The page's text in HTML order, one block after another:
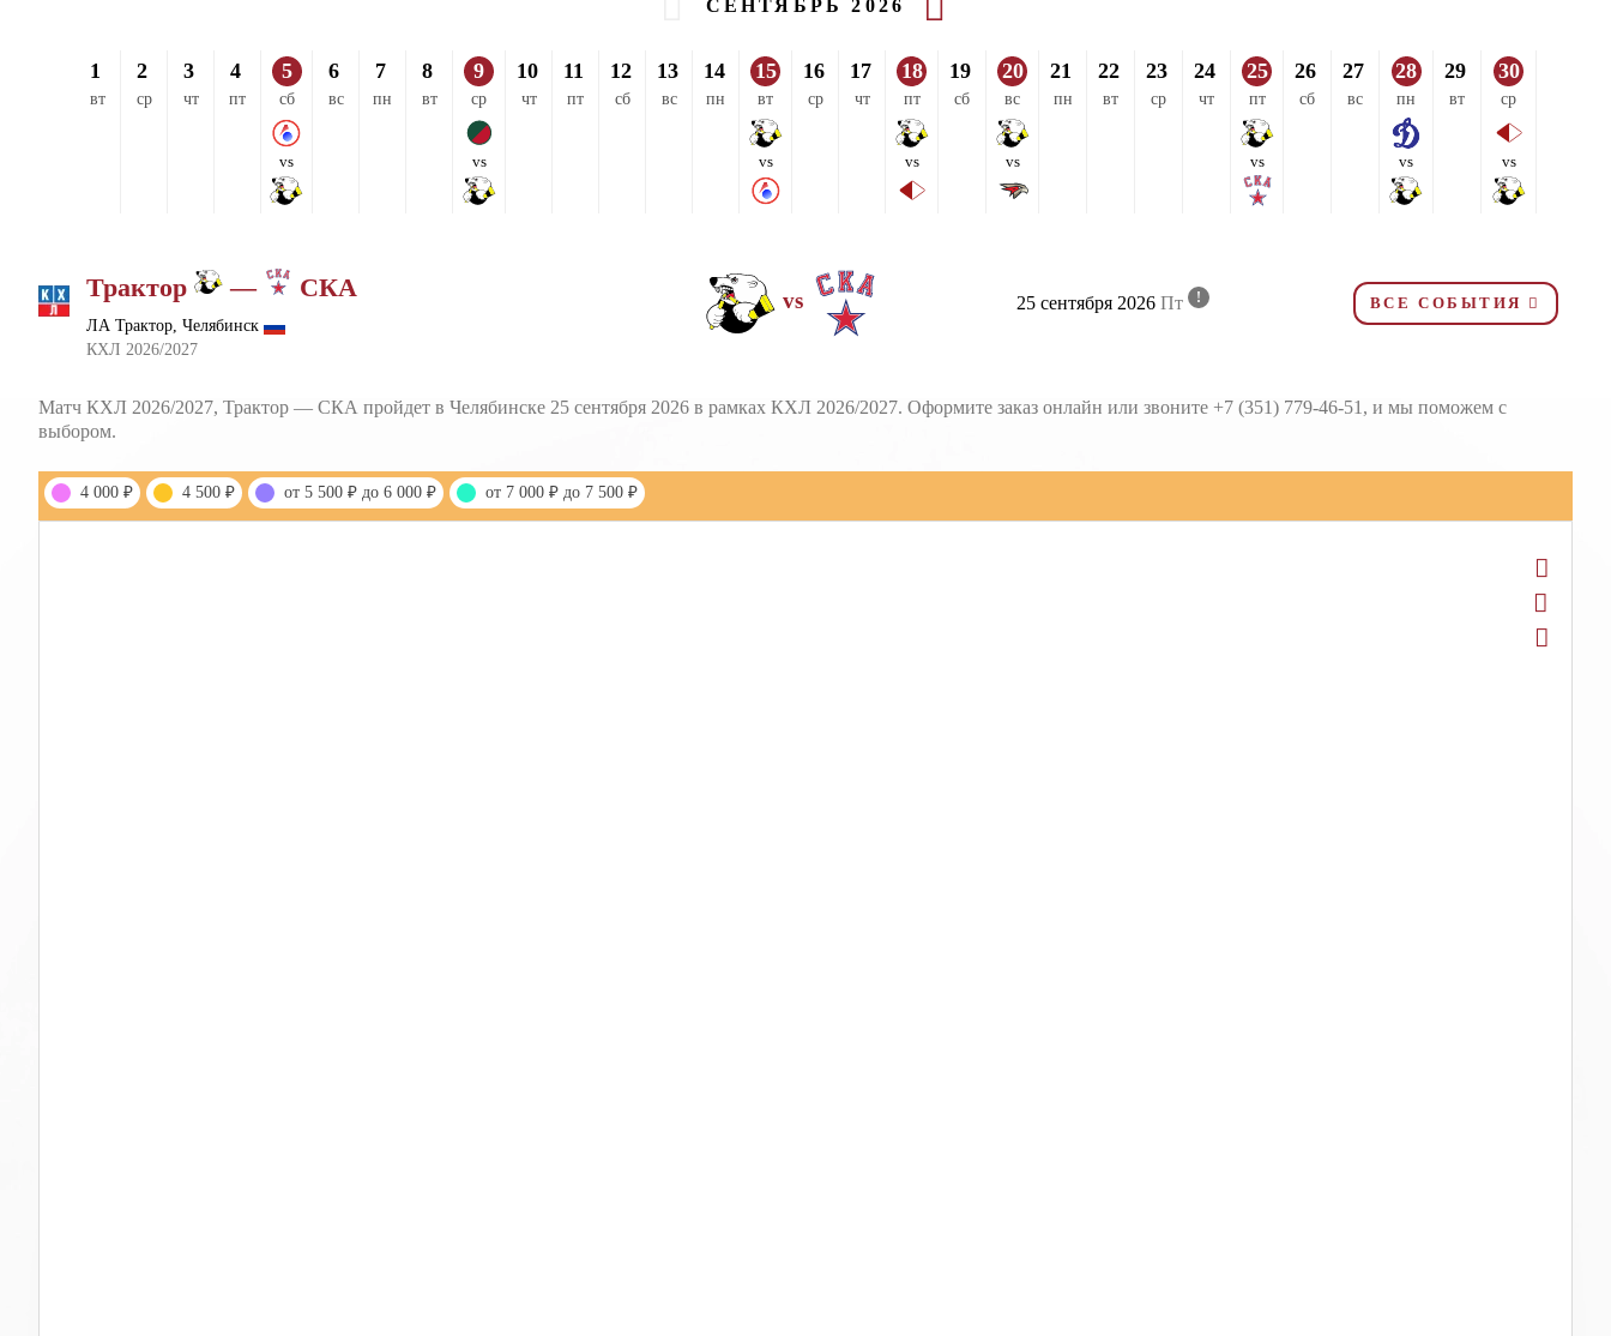
СЕНТЯБРЬ 2026
1
вт
2
ср
3
чт
4
пт
5
сб
vs
6
вс
7
пн
8
вт
9
ср
vs
10
чт
11
пт
12
сб
13
вс
14
пн
15
вт
vs
16
ср
17
чт
18
пт
vs
19
сб
20
вс
vs
21
пн
22
вт
23
ср
24
чт
25
пт
vs
26
сб
27
вс
28
пн
vs
29
вт
30
ср
vs
Трактор — СКА
ЛА Трактор, Челябинск
КХЛ 2026/2027
vs 25 сентября 2026 Пт ! ВСЕ СОБЫТИЯ
Матч КХЛ 2026/2027, Трактор — СКА пройдет в Челябинске 25 сентября 2026 в рамках КХЛ 2026/2027. Оформите заказ онлайн или звоните +7 (351) 779-46-51, и мы поможем с
выбором.
4 000 ₽ 4 500 ₽ от 5 500 ₽ до 6 000 ₽ от 7 000 ₽ до 7 500 ₽